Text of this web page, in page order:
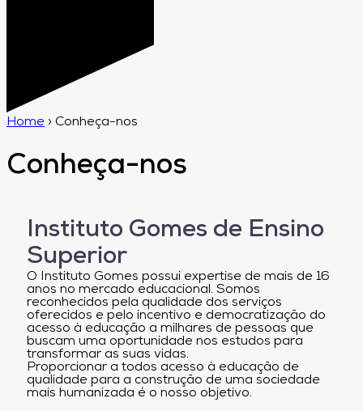
Home › Conheça-nos
Conheça-nos
Instituto Gomes de Ensino
Superior
O Instituto Gomes possui expertise de mais de 16
anos no mercado educacional. Somos
reconhecidos pela qualidade dos serviços
oferecidos e pelo incentivo e democratização do
acesso à educação a milhares de pessoas que
buscam uma oportunidade nos estudos para
transformar as suas vidas.
Proporcionar a todos acesso à educação de
qualidade para a construção de uma sociedade
mais humanizada é o nosso objetivo.